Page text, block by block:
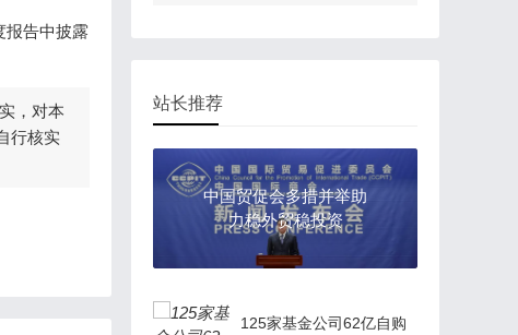
报告中披露
，对本
行核实
站长推荐
中国贸促会多措并举助
力稳外贸稳投资
125家基金公司62亿自购